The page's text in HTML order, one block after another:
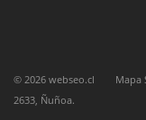
Todos nuestros
© 2026 webseo.cl Mapa
2633, Ñuñoa.